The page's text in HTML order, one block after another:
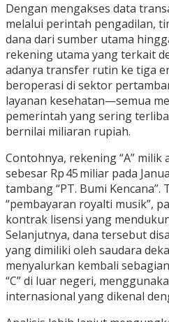
Dengan mengakses data
melalui perintah pengadilan,
dana dari sumber utama
rekening utama yang terkait
adanya transfer rutin ke tiga
beroperasi di sektor
layanan kesehatan—semua
pemerintah yang sering
bernilai miliaran rupiah.
Contohnya, rekening “A”
sebesar Rp 45 miliar pada
tambang “PT. Bumi
“pembayaran royalti musik”,
kontrak lisensi yang
Selanjutnya, dana tersebut
yang dimiliki oleh saudara
menyalurkan kembali
“C” di luar negeri,
internasional yang dikenal